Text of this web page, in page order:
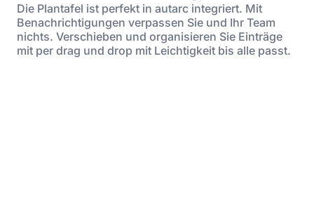
Die Plantafel ist perfekt in autarc integriert. Mit
Benachrichtigungen verpassen Sie und Ihr Team
nichts. Verschieben und organisieren Sie Einträge
mit per drag und drop mit Leichtigkeit bis alle passt.